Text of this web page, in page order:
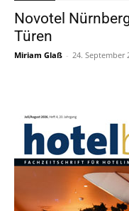
Novotel
Türen
Miriam Glaß - 24. September